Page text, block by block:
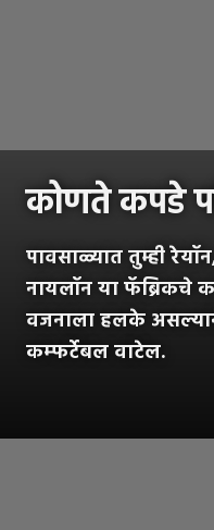
कोणते कपडे
पावसाळ्यात तुम्ही
नायलॉन या फॅब्रिकचे
वजनाला हलके
कम्फर्टेबल वाटेल.